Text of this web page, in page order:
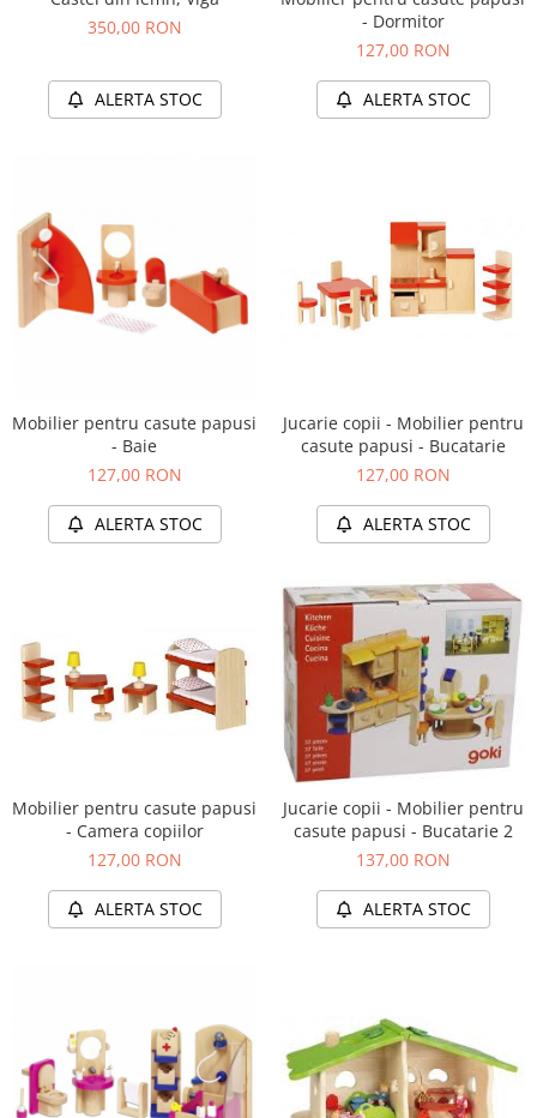
350,00 RON
ALERTA STOC
- Dormitor
127,00 RON
ALERTA STOC
Mobilier pentru casute papusi
- Baie
127,00 RON
ALERTA STOC
Jucarie copii - Mobilier pentru
casute papusi - Bucatarie
127,00 RON
ALERTA STOC
Mobilier pentru casute papusi
- Camera copiilor
127,00 RON
ALERTA STOC
Jucarie copii - Mobilier pentru
casute papusi - Bucatarie 2
137,00 RON
ALERTA STOC